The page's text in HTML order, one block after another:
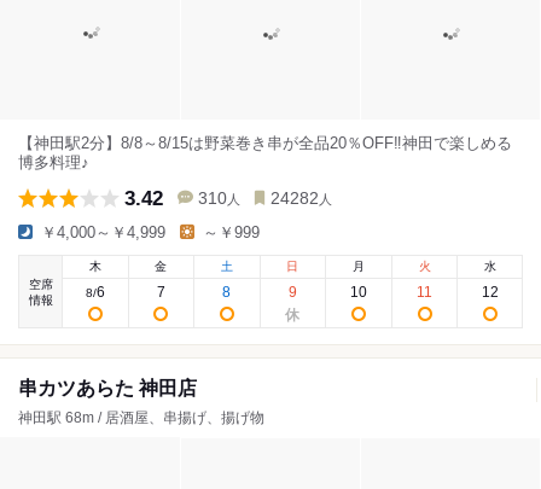
【神田駅2分】8/8～8/15は野菜巻き串が全品20％OFF‼神田で楽しめる
博多料理♪
3.42 310 人 24282 人
￥4,000～￥4,999 ～￥999
空席
情報
木
8/6
金
7
土
8
日
9
月
10
火
11
水
12
串カツあらた 神田店
神田駅 68m / 居酒屋、串揚げ、揚げ物